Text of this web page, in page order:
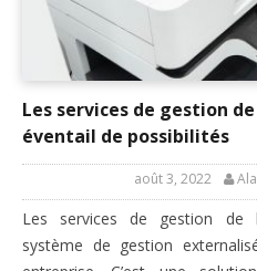
Les services de gestion
éventail de possibilités
août 3, 2022
Les services de gestion de
système de gestion